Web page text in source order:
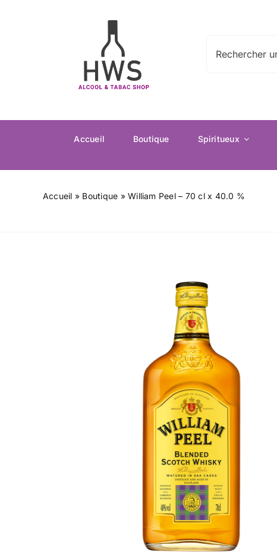
Accueil Boutique Spiritueux
Accueil » Boutique »William Peel – 70 cl x 40.0 %